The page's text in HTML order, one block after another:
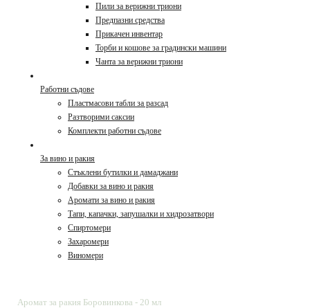
Пили за верижни триони
Предпазни средства
Прикачен инвентар
Торби и кошове за градински машини
Чанта за верижни триони
Работни съдове
Пластмасови табли за разсад
Разтворими саксии
Комплекти работни съдове
За вино и ракия
Стъклени бутилки и дамаджани
Добавки за вино и ракия
Аромати за вино и ракия
Тапи, капачки, запушалки и хидрозатвори
Спиртомери
Захаромери
Виномери
Аромат за ракия Боровинкова - 20 мл